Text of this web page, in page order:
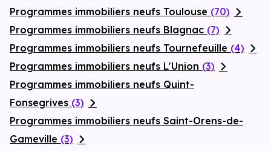
Financer
Programmes immobiliers neufs Toulouse (70)
Programmes immobiliers neufs Blagnac (7)
Programmes immobiliers neufs Tournefeuille (4)
Programmes immobiliers neufs L'Union (3)
Programmes immobiliers neufs Quint-
Fonsegrives (3)
Programmes immobiliers neufs Saint-Orens-de-
Gameville (3)